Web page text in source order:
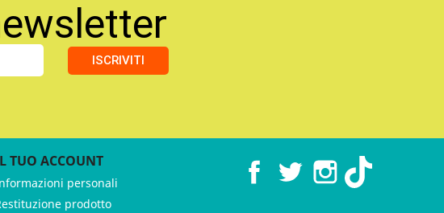
ISCRIVITI
TUO ACCOUNT
personali
prodotto
FacebookTwitter Instagram